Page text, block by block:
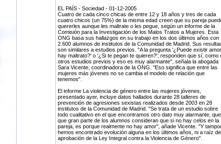
EL PAÍS - Sociedad - 01-12-2005
Cuatro de cada cinco chicas de entre 12 y 18 años y tres de cada
cuatro chicos (un 75%) de la misma edad creen que su pareja
quererles aunque les maltrate o les pegue, según un informe de la
Comisión para la Investigación de los Malos Tratos a Mujeres. Esta
ONG basa sus hallazgos en su trabajo en los dos últimos años con
2.600 alumnos de institutos de la Comunidad de Madrid. Sus
son similares a estudios previos. "A la pregunta '¿Puede existir
hay maltrato?' o '¿Si te pegan te quieren?', responden que sí, como
otros estudios previos y eso es muy alarmante", señala la abogada
Sara Vicente, coordinadora de la ONG. "Eso significa que entre las
mujeres más jóvenes no se cambia el modelo de relación que
tenemos".
El informe La violencia de género entre las mujeres jóvenes,
presentado ayer, incluye datos hallados durante 28 talleres de
prevención de agresiones sexistas realizados desde 2003 en 28
institutos de la Comunidad de Madrid. "Se trata de un estudio sobre
todo cualitativo en el que encontramos otro dato muy alarmante,
que gran parte de los alumnos consideran que si no hay celos en la
pareja, es porque realmente no hay amor", añade Vicente. "Y
hemos encontrado evolución alguna en los últimos años, ni a raíz
aprobación de la Ley Integral contra la Violencia de Género".